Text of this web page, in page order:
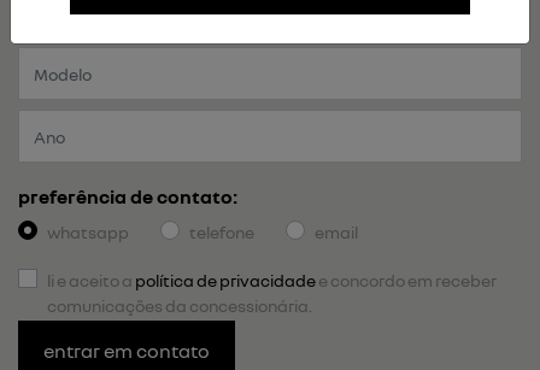
preferência de contato:
whatsapp telefone email
li e aceito a política de privacidadee concordo em receber
comunicações da concessionária.
entrar em contato